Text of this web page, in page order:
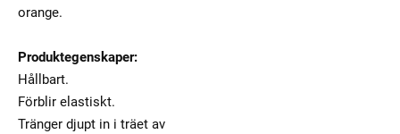
orange.
Produktegenskaper:
Hållbart.
Förblir elastiskt.
Tränger djupt in i träet av